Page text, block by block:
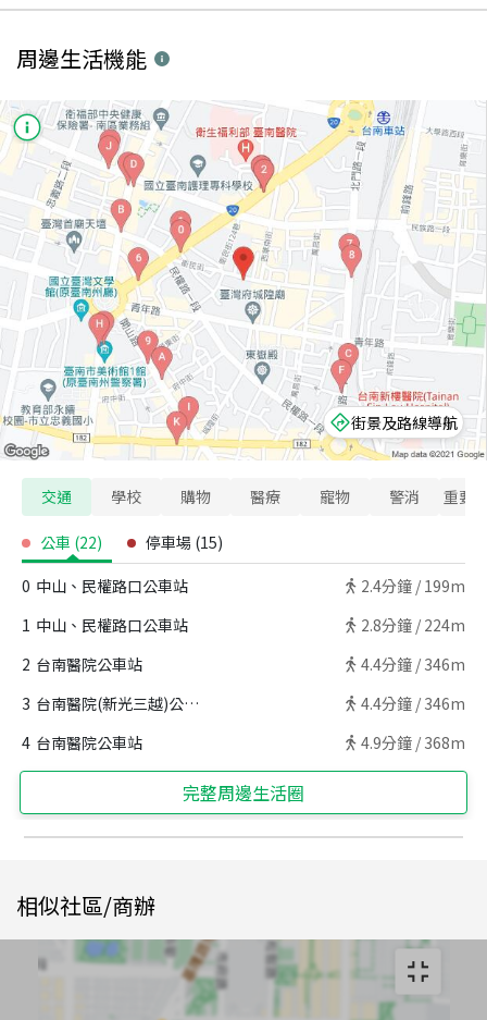
周邊生活機能
街景及路線導航
交通 學校 購物 醫療 寵物 警消 重要
公車 (22) 停車場 (15)
0 中山、民權路口公車站 2.4分鐘 / 199m
1 中山、民權路口公車站 2.8分鐘 / 224m
2 台南醫院公車站 4.4分鐘 / 346m
3 台南醫院(新光三越)公車站 4.4分鐘 / 346m
4 台南醫院公車站 4.9分鐘 / 368m
完整周邊生活圈
相似社區/商辦